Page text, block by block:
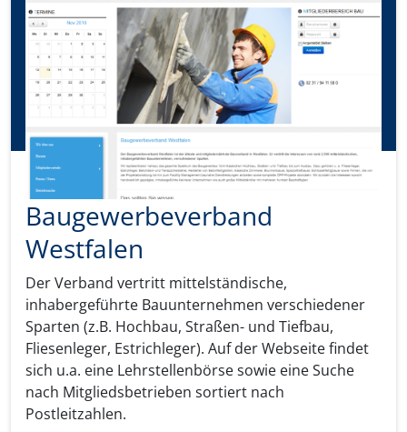
Baugewerbeverband
Westfalen
Der Verband vertritt mittelständische,
inhabergeführte Bauunternehmen verschiedener
Sparten (z.B. Hochbau, Straßen- und Tiefbau,
Fliesenleger, Estrichleger). Auf der Webseite findet
sich u.a. eine Lehrstellenbörse sowie eine Suche
nach Mitgliedsbetrieben sortiert nach
Postleitzahlen.